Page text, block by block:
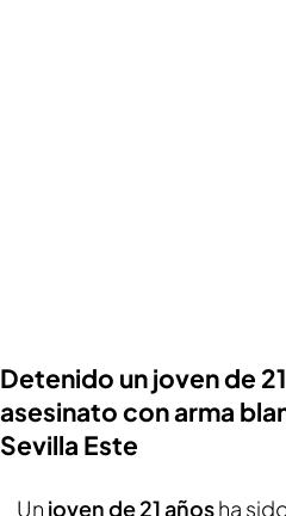
Detenido un joven de
asesinato con arma
Sevilla Este
Un joven de 21 añosha